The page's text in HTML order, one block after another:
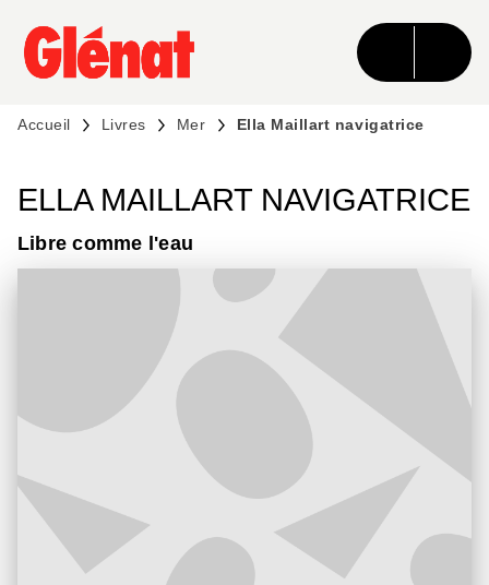
MENU RECHERCHE CONTENU
PIED DE PAGE
Accueil Livres Mer Ella Maillart navigatrice
ELLA MAILLART NAVIGATRICE
Libre comme l'eau